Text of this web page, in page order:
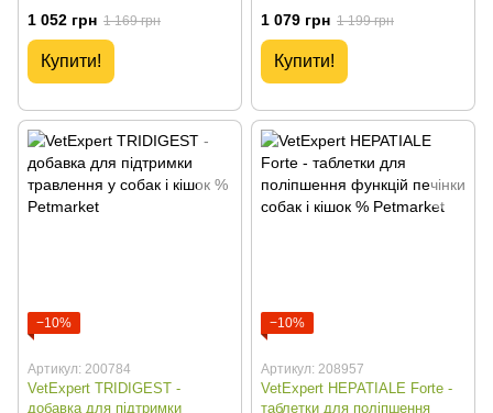
1 052 грн 1 169 грн
Купити!
1 079 грн 1 199 грн
Купити!
−10%
Артикул: 200784
VetExpert TRIDIGEST -
добавка для підтримки
−10%
Артикул: 208957
VetExpert HEPATIALE Forte -
таблетки для поліпшення